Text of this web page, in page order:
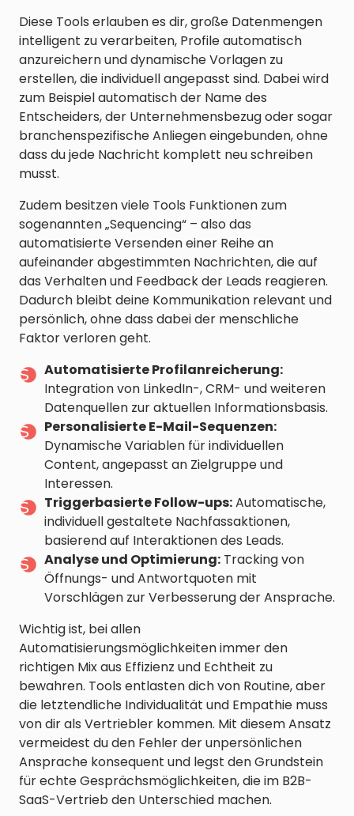
Diese Tools erlauben es dir, große Datenmengen
intelligent zu verarbeiten, Profile automatisch
anzureichern und dynamische Vorlagen zu
erstellen, die individuell angepasst sind. Dabei wird
zum Beispiel automatisch der Name des
Entscheiders, der Unternehmensbezug oder sogar
branchenspezifische Anliegen eingebunden, ohne
dass du jede Nachricht komplett neu schreiben
musst.
Zudem besitzen viele Tools Funktionen zum
sogenannten „Sequencing“ – also das
automatisierte Versenden einer Reihe an
aufeinander abgestimmten Nachrichten, die auf
das Verhalten und Feedback der Leads reagieren.
Dadurch bleibt deine Kommunikation relevant und
persönlich, ohne dass dabei der menschliche
Faktor verloren geht.
Automatisierte Profilanreicherung:
Integration von LinkedIn-, CRM- und weiteren
Datenquellen zur aktuellen Informationsbasis.
Personalisierte E-Mail-Sequenzen:
Dynamische Variablen für individuellen
Content, angepasst an Zielgruppe und
Interessen.
Triggerbasierte Follow-ups:Automatische,
individuell gestaltete Nachfassaktionen,
basierend auf Interaktionen des Leads.
Analyse und Optimierung: Tracking von
Öffnungs- und Antwortquoten mit
Vorschlägen zur Verbesserung der Ansprache.
Wichtig ist, bei allen
Automatisierungsmöglichkeiten immer den
richtigen Mix aus Effizienz und Echtheit zu
bewahren. Tools entlasten dich von Routine, aber
die letztendliche Individualität und Empathie muss
von dir als Vertriebler kommen. Mit diesem Ansatz
vermeidest du den Fehler der unpersönlichen
Ansprache konsequent und legst den Grundstein
für echte Gesprächsmöglichkeiten, die im B2B-
SaaS-Vertrieb den Unterschied machen.